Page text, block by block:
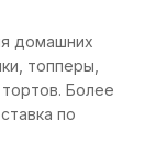
домашних
топперы,
Более
по